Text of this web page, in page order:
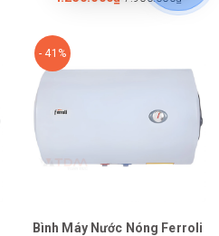
- 41%
Bình Máy Nước Nóng Ferroli